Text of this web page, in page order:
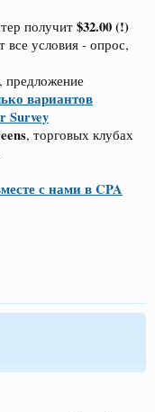
получит $32.00 (!)
все условия - опрос,
предложение
вариантов
Survey
, торговых клубах
с нами в CPA